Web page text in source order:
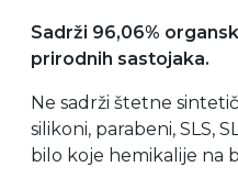
Sadrži 96,06%
prirodnih sastojaka.
Ne sadrži štetne
silikoni, parabeni, SLS,
bilo koje hemikalije na